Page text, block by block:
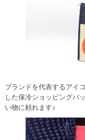
ブランドを代表するアイ
した保冷ショッピングバ
い物に頼れます♪